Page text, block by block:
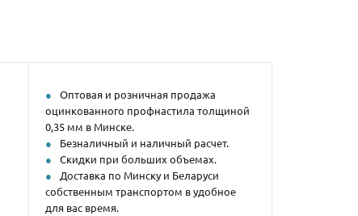
Оптовая и розничная продажа
оцинкованного профнастила толщиной
0,35 мм в Минске.
Безналичный и наличный расчет.
Скидки при больших объемах.
Доставка по Минску и Беларуси
собственным транспортом в удобное
для вас время.